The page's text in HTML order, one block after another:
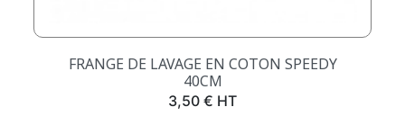
FRANGE DE LAVAGE EN COTON SPEEDY
40CM
Prix
3,50 € HT